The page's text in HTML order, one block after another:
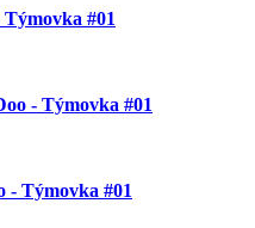
Týmovka #01
- Týmovka #01
- Týmovka #01